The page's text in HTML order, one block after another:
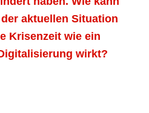
aktuellen Situation
Krisenzeit wie ein
wirkt?